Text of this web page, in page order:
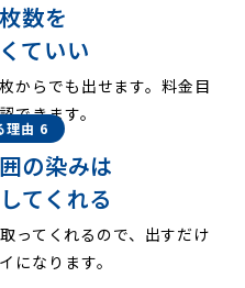
数を
ていい
からでも出せます。料金目
できます。
理由 6
の染みは
てくれる
ってくれるので、出すだけ
になります。